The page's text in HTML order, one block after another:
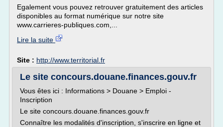
Egalement vous pouvez retrouver gratuitement des articles
disponibles au format numérique sur notre site
www.carrieres-publiques.com,...
Lire la suite
Site : http://www.territorial.fr
Le site concours.douane.finances.gouv.fr
Vous êtes ici : Informations > Douane > Emploi -
Inscription
Le site concours.douane.finances.gouv.fr
Connaître les modalités d'inscription, s'inscrire en ligne et